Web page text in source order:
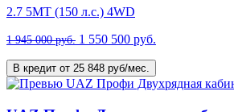
2.7 5MT (150 л.с.) 4WD
1 945 000 руб. 1 550 500 руб.
В кредит от 25 848 руб/мес.